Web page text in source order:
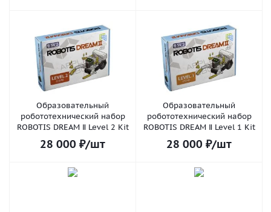
Образовательный
робототехнический набор
ROBOTIS DREAM Ⅱ Level 2 Kit
28 000 ₽/шт
Образовательный
робототехнический набор
ROBOTIS DREAM Ⅱ Level 1 Kit
28 000 ₽/шт